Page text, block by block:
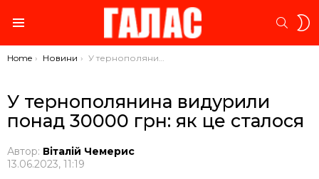
You are here:
Home Новини У тернополянина видурили понад 30000 грн: як це сталося
У тернополянина видурили
понад 30000 грн: як це сталося
Автор: Віталій Чемерис
13.06.2023, 11:19